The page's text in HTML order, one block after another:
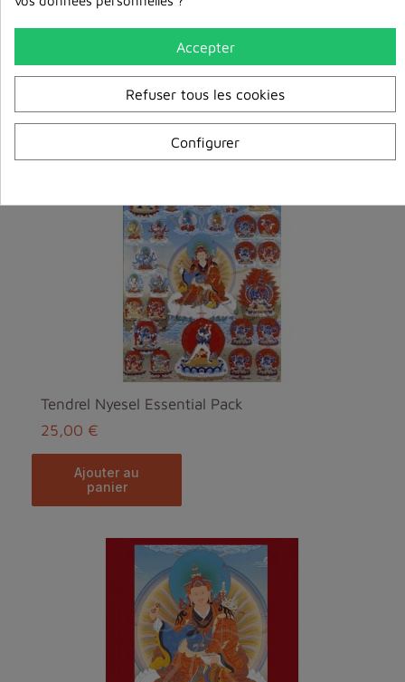
Dans la même catégorie
Tendrel Nyesel Essential Pack
25,00 €
ajouter au
panier
Accepter
Refuser tous les cookies
Configurer